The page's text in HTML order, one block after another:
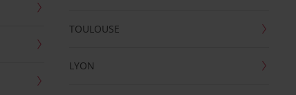
TOULOUSE
LYON